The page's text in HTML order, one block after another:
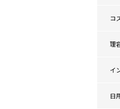
コ
理
イ
日